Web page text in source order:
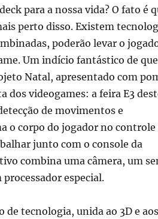
para a nossa vida? O fato é
perto disso. Existem
poderão levar o
Um indício fantástico de que
Natal, apresentado com
videogames: a feira E3
de movimentos e
o corpo do jogador no controle
junto com o console da
combina uma câmera, um
especial.
de tecnologia, unida ao 3D e aos